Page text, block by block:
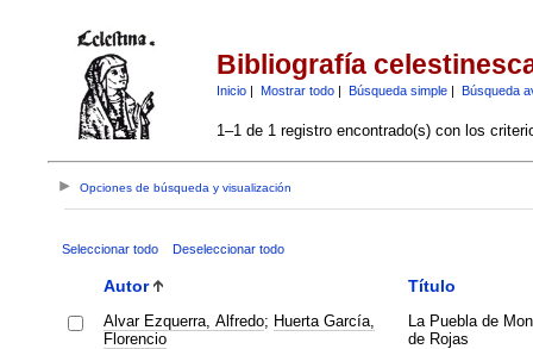
Bibliografía
Inicio| Mostrar todo| Búsqueda simple| Búsqueda
1–1 de 1 registro encontrado(s) con los
Opciones de búsqueda y visualización
Seleccionar todo Deseleccionar todo
Autor Título
Alvar Ezquerra, Alfredo; Huerta García,
Florencio
La Puebla de
de Rojas